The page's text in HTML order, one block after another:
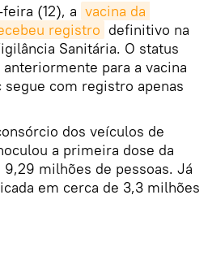
(12), a vacina da
registro definitivo na
Sanitária. O status
para a vacina
segue com registro apenas
dos veículos de
a primeira dose da
milhões de pessoas. Já
em cerca de 3,3 milhões